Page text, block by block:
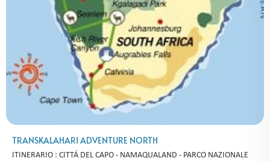
TRANSKALAHARI ADVENTURE NORTH
ITINERARIO : CITTÁ DEL CAPO - NAMAQUALAND - PARCO NAZIONALE